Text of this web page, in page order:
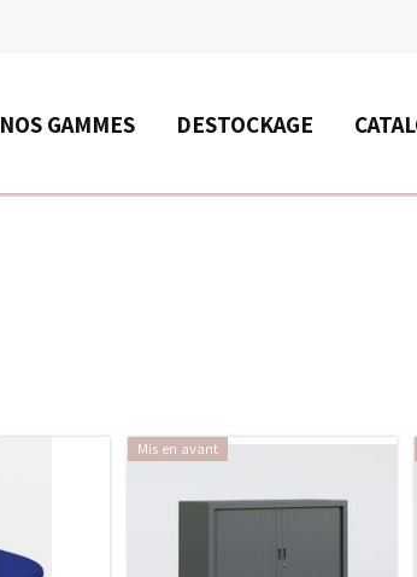
NOS GAMMES DESTOCKAGE
Mis en avant